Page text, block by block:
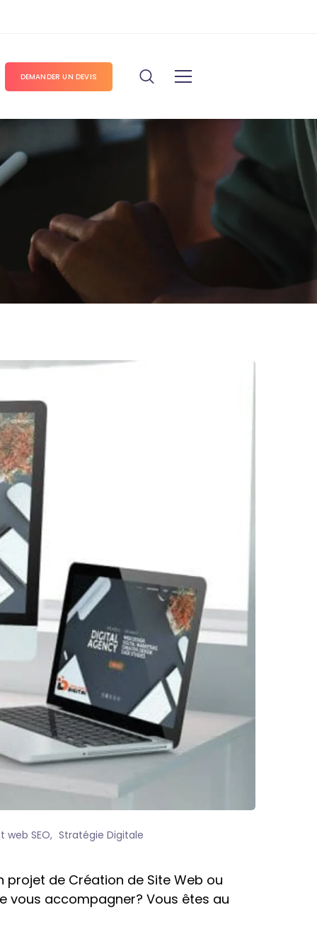
DEMANDER UN DEVIS
web SEO Stratégie Digitale
projet de Création de Site Web ou
vous accompagner? Vous êtes au